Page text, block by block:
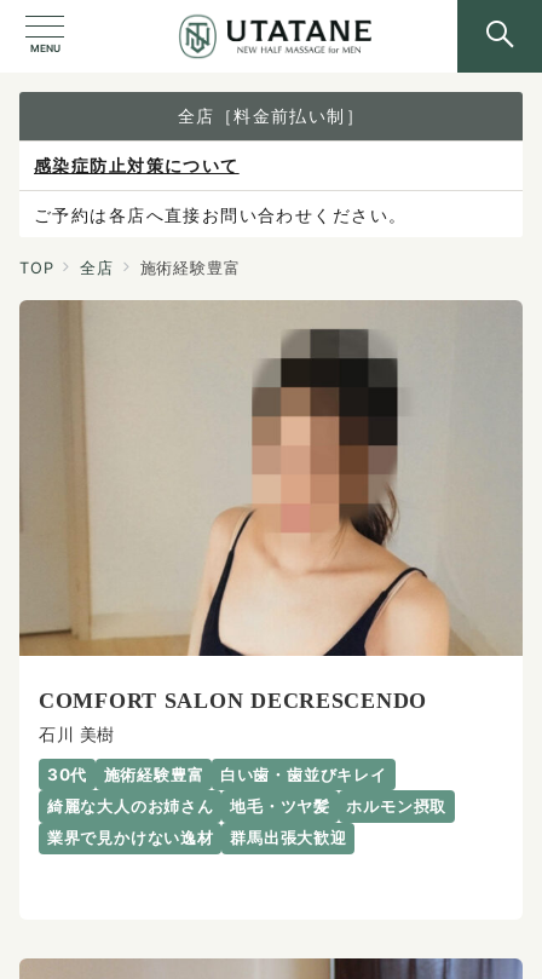
MENU
全店［料金前払い制］
感染症防止対策について
ご予約は各店へ直接お問い合わせください。
料金は当日施術前にお支払いください。
TOP 全店 施術経験豊富
COMFORT SALON DECRESCENDO
石川 美樹
30代 施術経験豊富
白い歯・歯並びキレイ
綺麗な大人のお姉さん
地毛・ツヤ髪
ホルモン摂取
業界で見かけない逸材
群馬出張大歓迎